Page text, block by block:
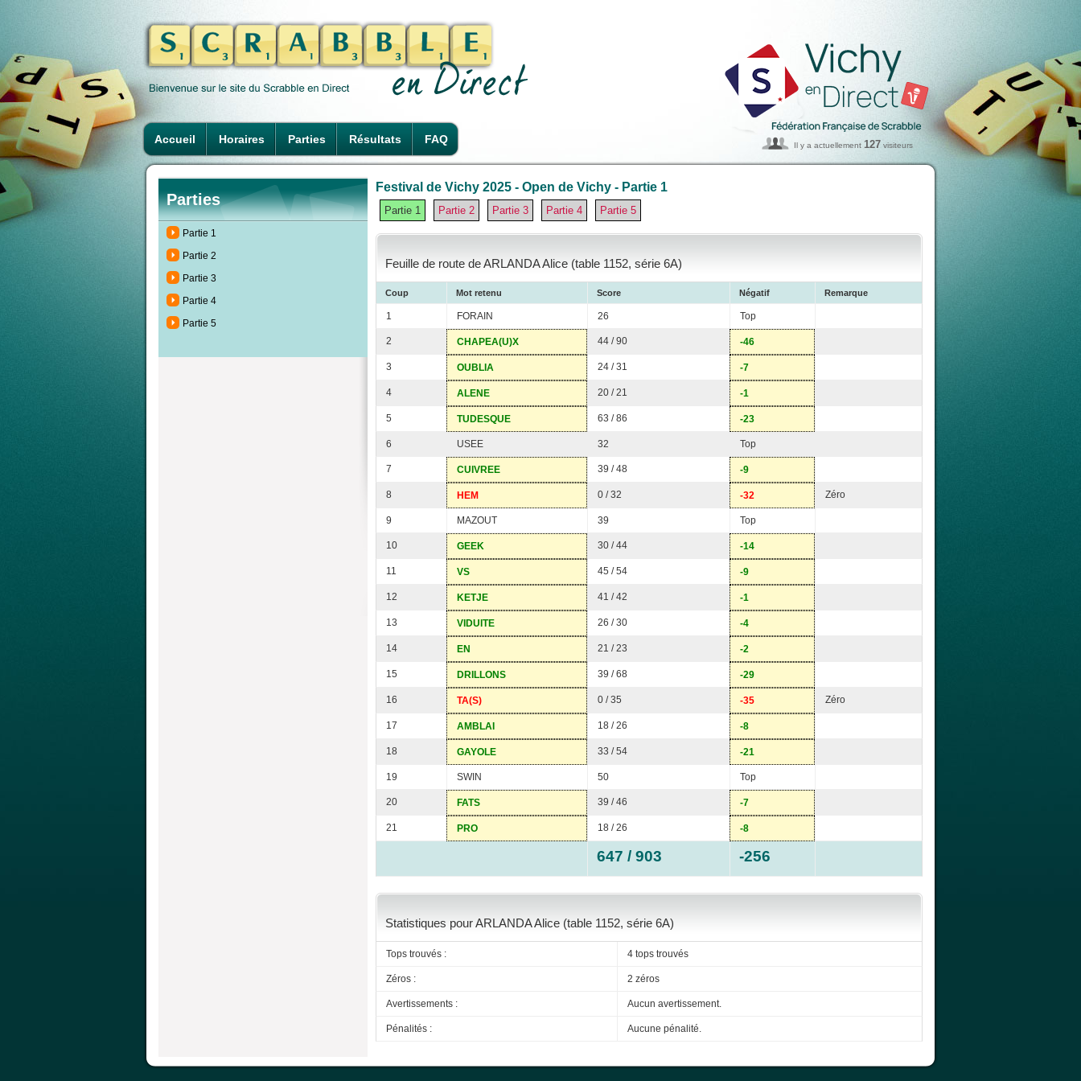
Accueil Horaires Parties Résultats FAQ Il y a actuellement 127 visiteurs
Parties
Partie 1
Partie 2
Partie 3
Partie 4
Partie 5
Festival de Vichy 2025 - Open de Vichy - Partie 1
Partie 1 Partie 2 Partie 3 Partie 4 Partie 5
Feuille de route de ARLANDA Alice (table 1152, série 6A)
Coup Mot retenu Score Négatif Remarque
1 FORAIN 26 Top
2 CHAPEA(U)X 44 / 90 -46
3 OUBLIA 24 / 31 -7
4 ALENE 20 / 21 -1
5 TUDESQUE 63 / 86 -23
6 USEE 32 Top
7 CUIVREE 39 / 48 -9
8 HEM 0 / 32 -32 Zéro
9 MAZOUT 39 Top
10 GEEK 30 / 44 -14
11 VS 45 / 54 -9
12 KETJE 41 / 42 -1
13 VIDUITE 26 / 30 -4
14 EN 21 / 23 -2
15 DRILLONS 39 / 68 -29
16 TA(S) 0 / 35 -35 Zéro
17 AMBLAI 18 / 26 -8
18 GAYOLE 33 / 54 -21
19 SWIN 50 Top
20 FATS 39 / 46 -7
21 PRO 18 / 26 -8
647 / 903 -256
Statistiques pour ARLANDA Alice (table 1152, série 6A)
Tops trouvés : 4 tops trouvés
Zéros : 2 zéros
Avertissements : Aucun avertissement.
Pénalités : Aucune pénalité.